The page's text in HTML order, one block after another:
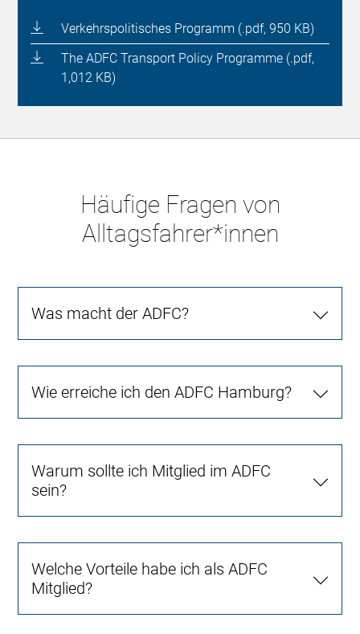
Verkehrspolitisches Programm (.pdf, 950 KB)
The ADFC Transport Policy Programme (.pdf,
1,012 KB)
Häufige Fragen von
Alltagsfahrer*innen
Was macht der ADFC?
Wie erreiche ich den ADFC Hamburg?
Warum sollte ich Mitglied im ADFC
sein?
Welche Vorteile habe ich als ADFC
Mitglied?